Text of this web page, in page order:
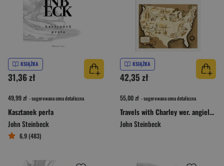
KSIĄŻKA
31,36 zł
49,99 zł - sugerowana cena detaliczna
Kasztanek perła
John Steinbeck
6,9 (483)
KSIĄŻKA
42,35 zł
55,00 zł - sugerowana cena detaliczna
Travels with Charley wer. angielska
John Steinbeck